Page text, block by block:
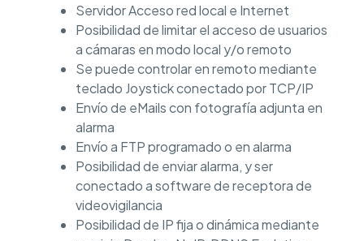
Servidor Acceso red local e Internet
Posibilidad de limitar el acceso de usuarios
a cámaras en modo local y/o remoto
Se puede controlar en remoto mediante
teclado Joystick conectado por TCP/IP
Envío de eMails con fotografía adjunta en
alarma
Envío a FTP programado o en alarma
Posibilidad de enviar alarma, y ser
conectado a software de receptora de
videovigilancia
Posibilidad de IP fija o dinámica mediante